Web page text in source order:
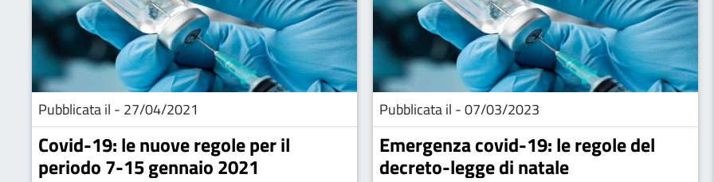
Pubblicata il - 27/04/2021
Covid-19: le nuove regole per il
periodo 7-15 gennaio 2021
Pubblicata il - 07/03/2023
Emergenza covid-19: le regole del
decreto-legge di natale